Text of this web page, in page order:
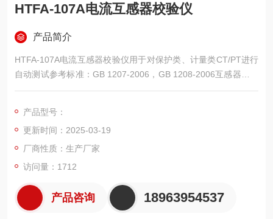
HTFA-107A电流互感器校验仪
产品简介
HTFA-107A电流互感器校验仪用于对保护类、计量类CT/PT进行
自动测试参考标准：GB 1207-2006，GB 1208-2006互感器伏安
特性综合测试仪
产品型号：
更新时间：2025-03-19
厂商性质：生产厂家
访问量：1712
产品咨询 18963954537